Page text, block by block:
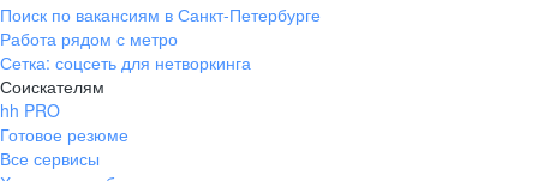
Поиск по вакансиям в Санкт-Петербурге
Работа рядом с метро
Сетка: соцсеть для нетворкинга
Соискателям
hh PRO
Готовое резюме
Все сервисы